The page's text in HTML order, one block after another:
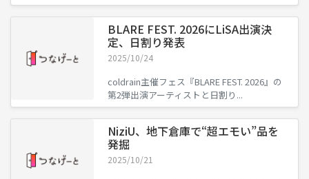
BLARE FEST. 2026にLiSA出演決
定、日割り発表
2025/10/24
coldrain主催フェス『BLARE FEST. 2026』の
第2弾出演アーティストと日割り...
NiziU、地下倉庫で“超エモい”品を
発掘
2025/10/21